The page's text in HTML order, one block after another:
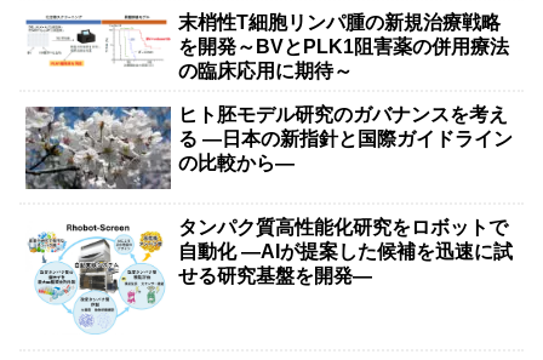
末梢性T細胞リンパ腫の新規治療戦略
を開発～BVとPLK1阻害薬の併用療法
の臨床応用に期待～
ヒト胚モデル研究のガバナンスを考え
る ―日本の新指針と国際ガイドライン
の比較から―
タンパク質高性能化研究をロボットで
自動化 ―AIが提案した候補を迅速に試
せる研究基盤を開発―